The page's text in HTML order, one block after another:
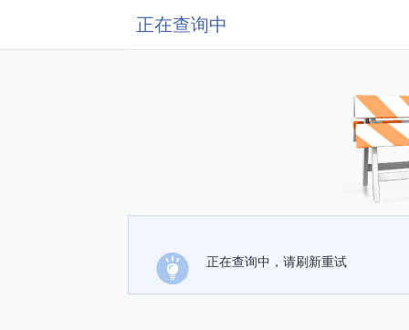
正在查询中
正在查询中，请刷新重试